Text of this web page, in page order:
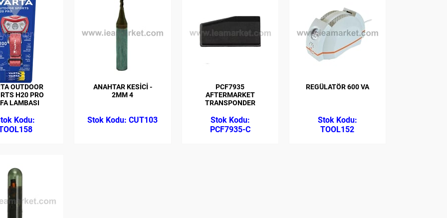
OUTDOOR
H20 PRO
LAMBASI
ANAHTAR KESİCİ -
2MM 4
CUT103
PCF7935
AFTERMARKET
TRANSPONDER
PCF7935-C
REGÜLATÖR 600 VA
TOOL152